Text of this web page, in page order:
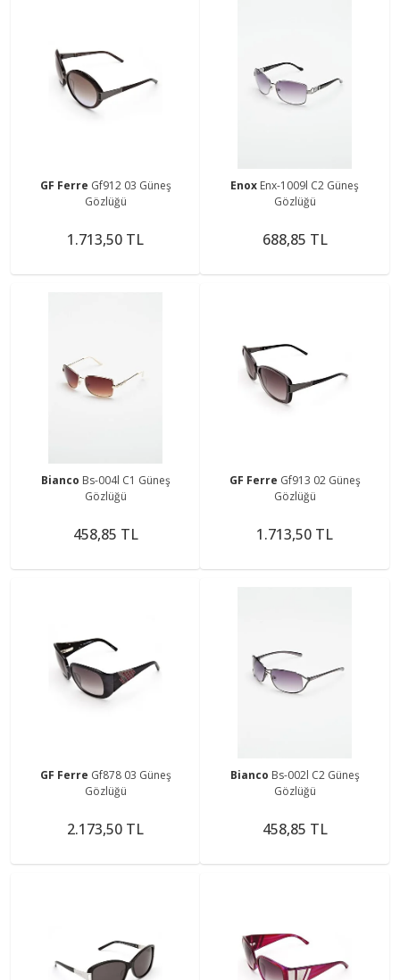
GF Ferre Gf912 03 Güneş
Gözlüğü
1.713,50 TL
Enox Enx-1009l C2 Güneş
Gözlüğü
688,85 TL
Bianco Bs-004l C1 Güneş
Gözlüğü
458,85 TL
GF Ferre Gf913 02 Güneş
Gözlüğü
1.713,50 TL
GF Ferre Gf878 03 Güneş
Gözlüğü
2.173,50 TL
Bianco Bs-002l C2 Güneş
Gözlüğü
458,85 TL